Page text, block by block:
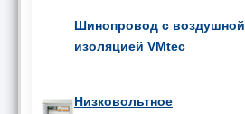
Шинопровод с воздушной
изоляцией VMtec
Низковольтное